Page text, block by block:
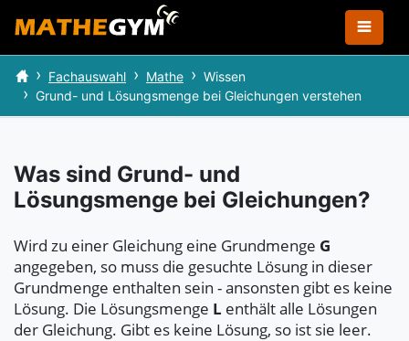
Fachauswahl Mathe
Wissen
Grund- und Lösungsmenge bei Gleichungen verstehen
Was sind Grund- und
Lösungsmenge bei Gleichungen?
Wird zu einer Gleichung eine Grundmenge G
angegeben, so muss die gesuchte Lösung in dieser
Grundmenge enthalten sein - ansonsten gibt es keine
Lösung. Die Lösungsmenge L enthält alle Lösungen
der Gleichung. Gibt es keine Lösung, so ist sie leer.